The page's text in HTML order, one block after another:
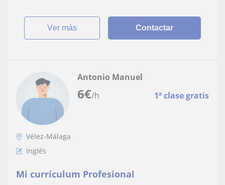
ver más Contactar
6€/h 1ª clase gratis
Antonio Manuel
Vélez-Málaga
Inglés
Mi currículum Profesional